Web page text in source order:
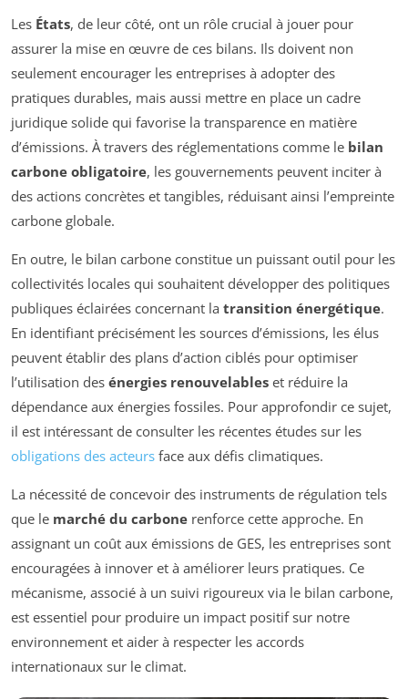
Les États, de leur côté, ont un rôle crucial à jouer pour
assurer la mise en œuvre de ces bilans. Ils doivent non
seulement encourager les entreprises à adopter des
pratiques durables, mais aussi mettre en place un cadre
juridique solide qui favorise la transparence en matière
d’émissions. À travers des réglementations comme le bilan
carbone obligatoire, les gouvernements peuvent inciter à
des actions concrètes et tangibles, réduisant ainsi l’empreinte
carbone globale.
En outre, le bilan carbone constitue un puissant outil pour les
collectivités locales qui souhaitent développer des politiques
publiques éclairées concernant la transition énergétique.
En identifiant précisément les sources d’émissions, les élus
peuvent établir des plans d’action ciblés pour optimiser
l’utilisation des énergies renouvelables et réduire la
dépendance aux énergies fossiles. Pour approfondir ce sujet,
il est intéressant de consulter les récentes études sur les
obligations des acteurs face aux défis climatiques.
La nécessité de concevoir des instruments de régulation tels
que le marché du carbone renforce cette approche. En
assignant un coût aux émissions de GES, les entreprises sont
encouragées à innover et à améliorer leurs pratiques. Ce
mécanisme, associé à un suivi rigoureux via le bilan carbone,
est essentiel pour produire un impact positif sur notre
environnement et aider à respecter les accords
internationaux sur le climat.